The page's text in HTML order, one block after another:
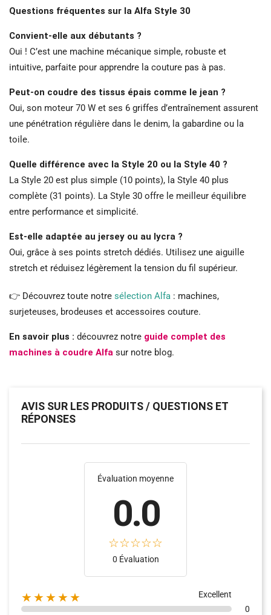
Questions fréquentes sur la Alfa Style 30
Convient-elle aux débutants ?
Oui ! C’est une machine mécanique simple, robuste et
intuitive, parfaite pour apprendre la couture pas à pas.
Peut-on coudre des tissus épais comme le jean ?
Oui, son moteur 70 W et ses 6 griffes d’entraînement assurent
une pénétration régulière dans le denim, la gabardine ou la
toile.
Quelle différence avec la Style 20 ou la Style 40 ?
La Style 20 est plus simple (10 points), la Style 40 plus
complète (31 points). La Style 30 offre le meilleur équilibre
entre performance et simplicité.
Est-elle adaptée au jersey ou au lycra ?
Oui, grâce à ses points stretch dédiés. Utilisez une aiguille
stretch et réduisez légèrement la tension du fil supérieur.
👉 Découvrez toute notre sélection Alfa : machines,
surjeteuses, brodeuses et accessoires couture.
En savoir plus : découvrez notre guide complet des
machines à coudre Alfa sur notre blog.
AVIS SUR LES PRODUITS / QUESTIONS ET
RÉPONSES
Évaluation moyenne
0.0
0 Évaluation
★★★★★
Excellent
0